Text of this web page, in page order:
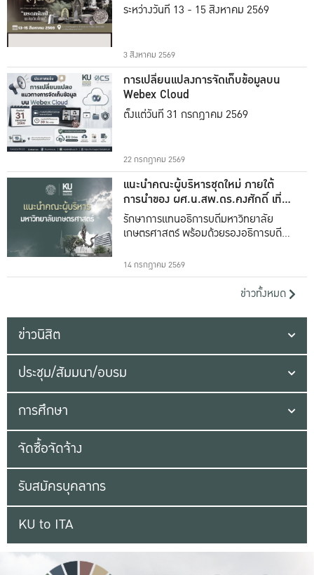
ระหว่างวันที่ 13 - 15 สิงหาคม 2569
3 สิงหาคม 2569
การเปลี่ยนแปลงการจัดเก็บข้อมูลบน
Webex Cloud
ตั้งแต่วันที่ 31 กรกฎาคม 2569
22 กรกฎาคม 2569
แนะนำคณะผู้บริหารชุดใหม่ ภายใต้
การนำของ ผศ.น.สพ.ดร.คงศักดิ์ เที่ยง
ธรรม
รักษาการแทนอธิการบดีมหาวิทยาลัย
เกษตรศาสตร์ พร้อมด้วยรองอธิการบดีทั้ง
14 กรกฎาคม 2569
ข่าวทั้งหมด
ข่าวนิสิต
ประชุม/สัมมนา/อบรม
การศึกษา
จัดซื้อจัดจ้าง
รับสมัครบุคลากร
KU to ITA